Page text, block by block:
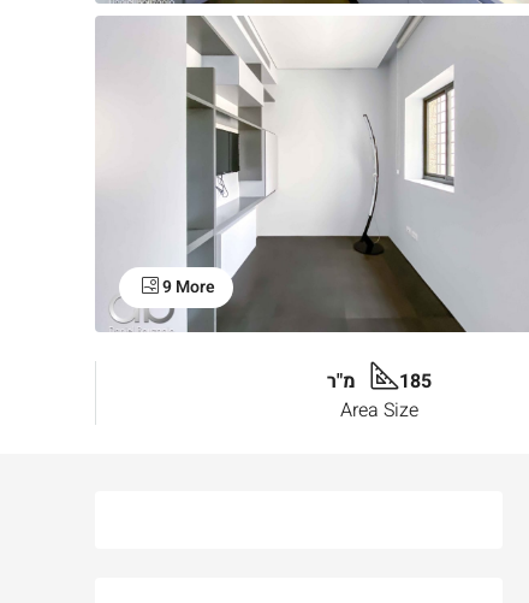
9 More
185 מ"ר
Area Size